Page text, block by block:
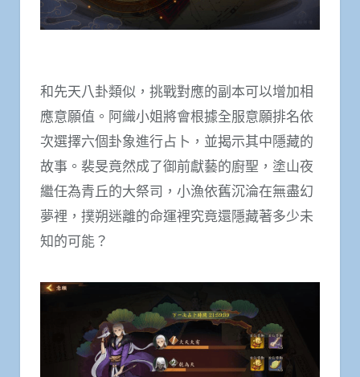
和先天八卦類似，挑戰對應的副本可以增加相
應意願值。阿織小姐將會根據全服意願排名依
次選擇六個卦象進行占卜，並揭示其中隱藏的
故事。裴旻竟然成了御前獻藝的廚聖，塗山夜
繼任為青丘的大祭司，小漁依舊沉淪在無盡幻
夢裡，撲朔迷離的命運裡究竟還隱藏著多少未
知的可能？